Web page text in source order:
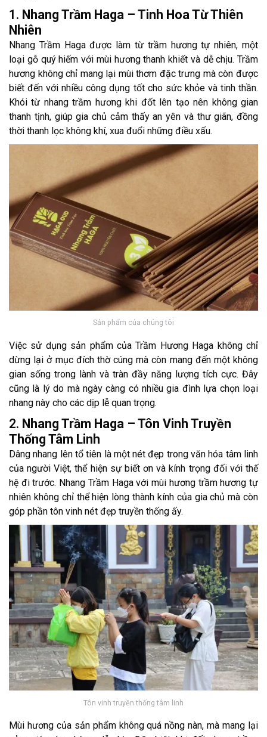
1. Nhang Trầm Haga – Tinh Hoa Từ Thiên
Nhiên
Nhang Trầm Haga được làm từ trầm hương tự nhiên, một
loại gỗ quý hiếm với mùi hương thanh khiết và dễ chịu. Trầm
hương không chỉ mang lại mùi thơm đặc trưng mà còn được
biết đến với nhiều công dụng tốt cho sức khỏe và tinh thần.
Khói từ nhang trầm hương khi đốt lên tạo nên không gian
thanh tịnh, giúp gia chủ cảm thấy an yên và thư giãn, đồng
thời thanh lọc không khí, xua đuổi những điều xấu.
Sản phẩm của chúng tôi
Việc sử dụng sản phẩm của Trầm Hương Haga không chỉ
dừng lại ở mục đích thờ cúng mà còn mang đến một không
gian sống trong lành và tràn đầy năng lượng tích cực. Đây
cũng là lý do mà ngày càng có nhiều gia đình lựa chọn loại
nhang này cho các dịp lễ quan trọng.
2. Nhang Trầm Haga – Tôn Vinh Truyền
Thống Tâm Linh
Dâng nhang lên tổ tiên là một nét đẹp trong văn hóa tâm linh
của người Việt, thể hiện sự biết ơn và kính trọng đối với thế
hệ đi trước. Nhang Trầm Haga với mùi hương trầm hương tự
nhiên không chỉ thể hiện lòng thành kính của gia chủ mà còn
góp phần tôn vinh nét đẹp truyền thống ấy.
Tôn vinh truyền thống tâm linh
Mùi hương của sản phẩm không quá nồng nàn, mà mang lại